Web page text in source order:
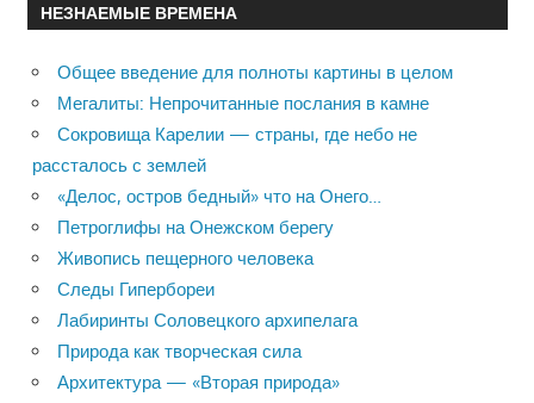
НЕЗНАЕМЫЕ ВРЕМЕНА
Общее введение для полноты картины в целом
Мегалиты: Непрочитанные послания в камне
Сокровища Карелии — страны, где небо не
рассталось с землей
«Делос, остров бедный» что на Онего…
Петроглифы на Онежском берегу
Живопись пещерного человека
Следы Гипербореи
Лабиринты Соловецкого архипелага
Природа как творческая сила
Архитектура — «Вторая природа»